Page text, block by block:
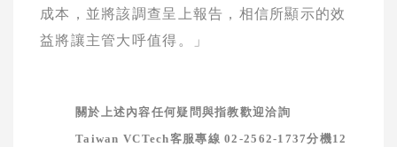
成本，並將該調查呈上報告，相信所顯示的效
益將讓主管大呼值得。」
關於上述內容任何疑問與指教歡迎洽詢
Taiwan VCTech客服專線02-2562-1737分機12